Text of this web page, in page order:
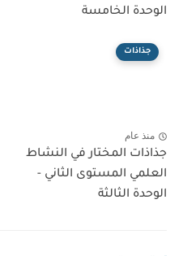
الوحدة الخامسة
جذاذات
منذ عام
جذاذات المختار في النشاط
العلمي المستوى الثاني -
الوحدة الثالثة